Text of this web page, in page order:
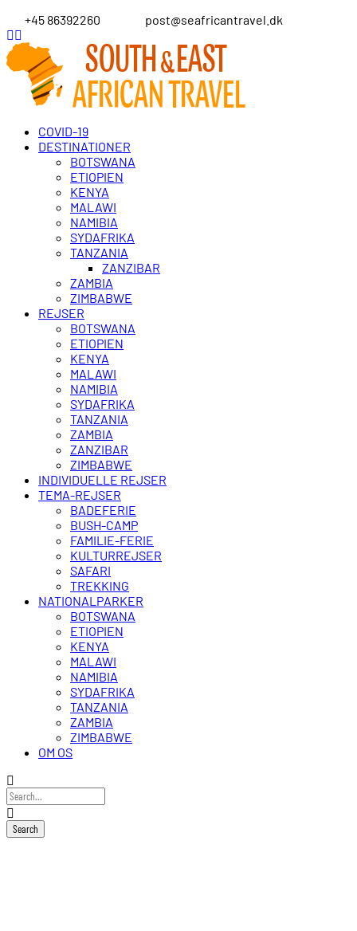
+45 86392260
post@seafricantravel.dk
COVID-19
DESTINATIONER
BOTSWANA
ETIOPIEN
KENYA
MALAWI
NAMIBIA
SYDAFRIKA
TANZANIA
ZANZIBAR
ZAMBIA
ZIMBABWE
REJSER
BOTSWANA
ETIOPIEN
KENYA
MALAWI
NAMIBIA
SYDAFRIKA
TANZANIA
ZAMBIA
ZANZIBAR
ZIMBABWE
INDIVIDUELLE REJSER
TEMA-REJSER
BADEFERIE
BUSH-CAMP
FAMILIE-FERIE
KULTURREJSER
SAFARI
TREKKING
NATIONALPARKER
BOTSWANA
ETIOPIEN
KENYA
MALAWI
NAMIBIA
SYDAFRIKA
TANZANIA
ZAMBIA
ZIMBABWE
OM OS